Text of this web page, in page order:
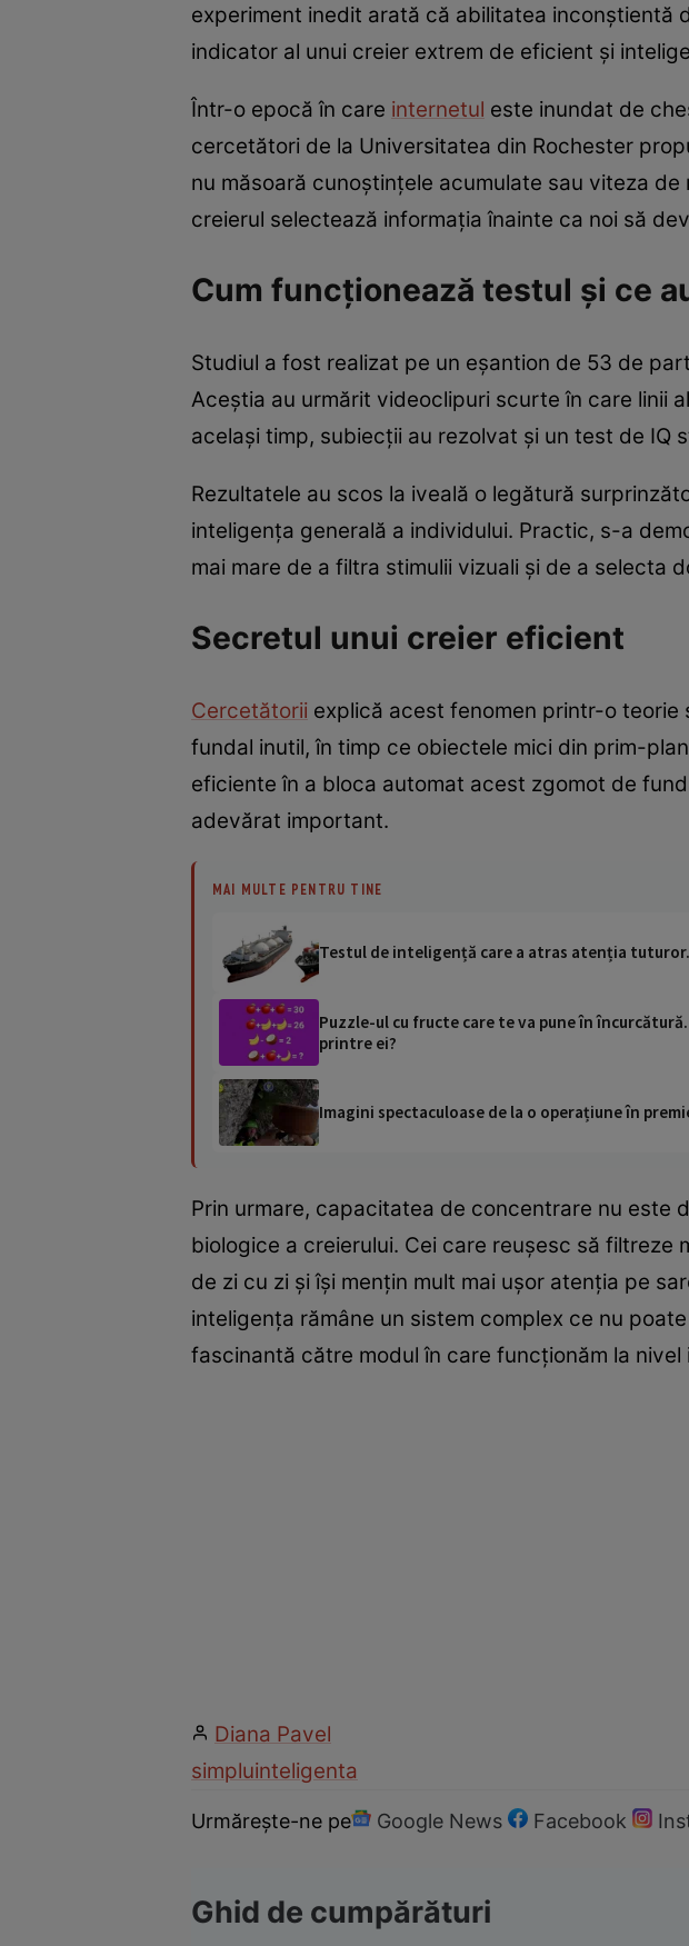
experiment inedit arată că abilitatea inconștientă
indicator al unui creier extrem de eficient și
Într-o epocă în care internetul este inundat de
cercetători de la Universitatea din Rochester
nu măsoară cunoștințele acumulate sau viteza
creierul selectează informația înainte ca noi să
Cum funcționează testul și ce
Studiul a fost realizat pe un eșantion de 53 de
Aceștia au urmărit videoclipuri scurte în care linii
același timp, subiecții au rezolvat și un test de IQ
Rezultatele au scos la iveală o legătură
inteligența generală a individului. Practic, s-a
mai mare de a filtra stimulii vizuali și de a selecta
Secretul unui creier eficient
Cercetătorii explică acest fenomen printr-o teorie
fundal inutil, în timp ce obiectele mici din prim-
eficiente în a bloca automat acest zgomot de
adevărat important.
MAI MULTE PENTRU TINE
Testul de inteligență care a atras atenția
Puzzle-ul cu fructe care te va pune în
printre ei?
Imagini spectaculoase de la o operațiune în
Prin urmare, capacitatea de concentrare nu este
biologice a creierului. Cei care reușesc să filtreze
de zi cu zi și își mențin mult mai ușor atenția pe
inteligența rămâne un sistem complex ce nu
fascinantă către modul în care funcționăm la nivel
Diana Pavel
simpluinteligenta
Urmărește-ne pe Google News Facebook
Ghid de cumpărături